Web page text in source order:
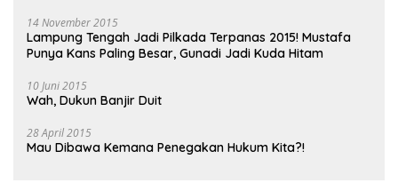
14 November 2015
Lampung Tengah Jadi Pilkada Terpanas 2015! Mustafa
Punya Kans Paling Besar, Gunadi Jadi Kuda Hitam
10 Juni 2015
Wah, Dukun Banjir Duit
28 April 2015
Mau Dibawa Kemana Penegakan Hukum Kita?!